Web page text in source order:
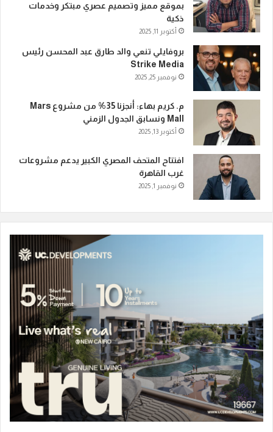
بموقع مميز وتصميم عصري مبتكر وخدمات
ذكية
أكتوبر 11, 2025
بروفايلي تنعي والد طارق عبد المحسن رئيس
Strike Media
نوفمبر 25, 2025
م. كريم بهاء: أنجزنا 35% من مشروع Mars
Mall ونسابق الجدول الزمني
أكتوبر 13, 2025
افتتاح المتحف المصري الكبير يدعم مشروعات
غرب القاهرة
نوفمبر 1, 2025